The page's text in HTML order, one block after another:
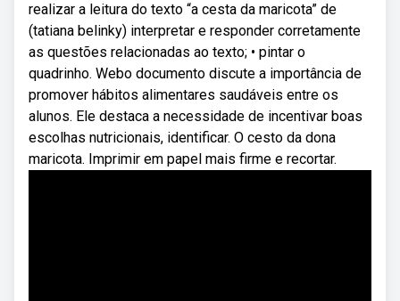
realizar a leitura do texto “a cesta da maricota” de
(tatiana belinky) interpretar e responder corretamente
as questões relacionadas ao texto; • pintar o
quadrinho. Webo documento discute a importância de
promover hábitos alimentares saudáveis entre os
alunos. Ele destaca a necessidade de incentivar boas
escolhas nutricionais, identificar. O cesto da dona
maricota. Imprimir em papel mais firme e recortar.